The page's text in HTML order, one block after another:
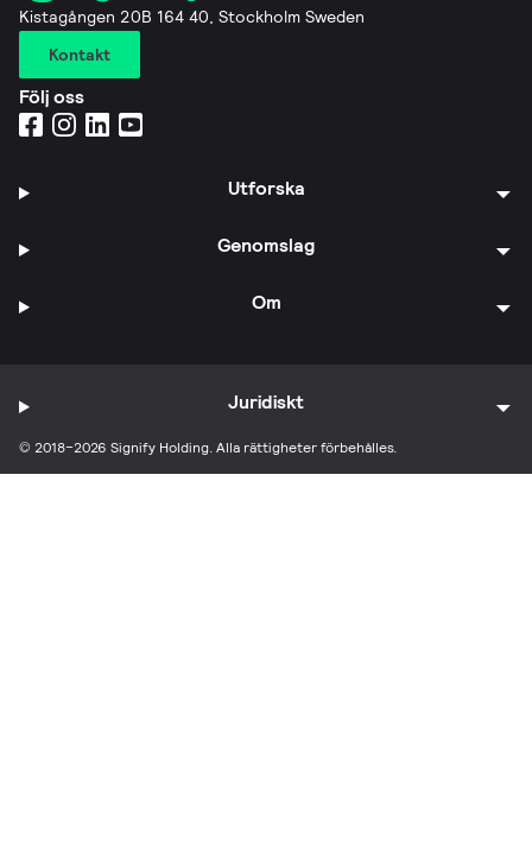
Kistagången 20B 164 40, Stockholm Sweden
Kontakt
Följ oss
Utforska
Genomslag
Om
© 2018–2026 Signify Holding. Alla rättigheter förbehålles.
Juridiskt